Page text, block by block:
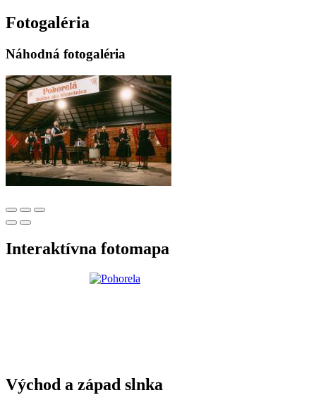
Fotogaléria
Náhodná fotogaléria
Interaktívna fotomapa
Východ a západ slnka